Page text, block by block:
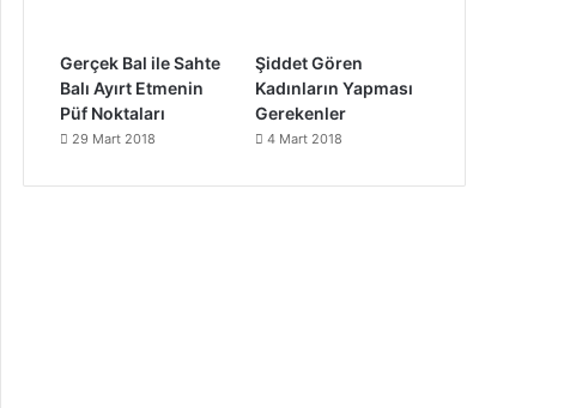
Gerçek Bal ile Sahte
Balı Ayırt Etmenin
Püf Noktaları
29 Mart 2018
Şiddet Gören
Kadınların Yapması
Gerekenler
4 Mart 2018